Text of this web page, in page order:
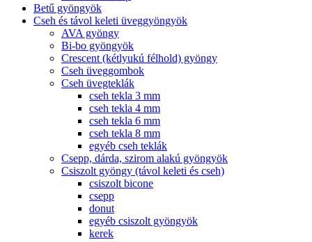
Betű gyöngyök
Cseh és távol keleti üveggyöngyök
AVA gyöngy
Bi-bo gyöngyök
Crescent (kétlyukú félhold) gyöngy
Cseh üveggombok
Cseh üvegteklák
cseh tekla 3 mm
cseh tekla 4 mm
cseh tekla 6 mm
cseh tekla 8 mm
egyéb cseh teklák
Csepp, dárda, szirom alakú gyöngyök
Csiszolt gyöngy (távol keleti és cseh)
csiszolt bicone
csepp
donut
egyéb csiszolt gyöngyök
kerek